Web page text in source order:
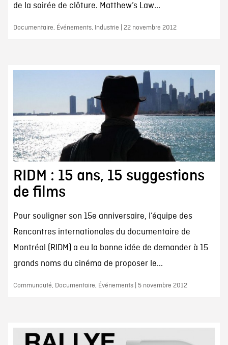
de la soirée de clôture. Matthew’s Law...
Documentaire, Événements, Industrie | 22 novembre 2012
RIDM : 15 ans, 15 suggestions
de films
Pour souligner son 15e anniversaire, l’équipe des
Rencontres internationales du documentaire de
Montréal (RIDM) a eu la bonne idée de demander à 15
grands noms du cinéma de proposer le...
Communauté, Documentaire, Événements | 5 novembre 2012